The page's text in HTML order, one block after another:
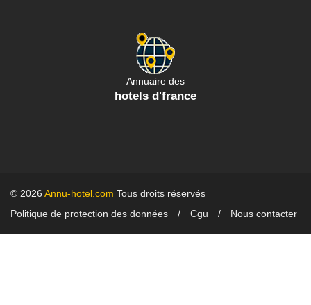
Annuaire des
hotels d'france
© 2026 Annu-hotel.com Tous droits réservés
Politique de protection des données
Cgu Nous contacter